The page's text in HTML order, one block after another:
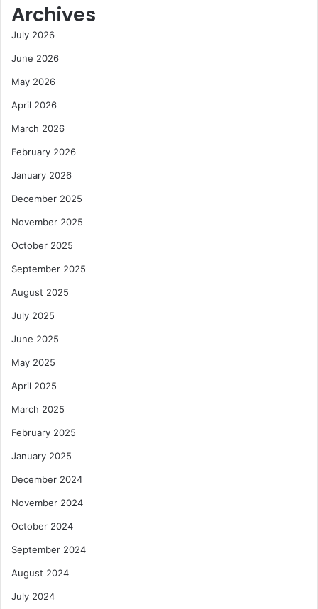
Archives
July 2026
June 2026
May 2026
April 2026
March 2026
February 2026
January 2026
December 2025
November 2025
October 2025
September 2025
August 2025
July 2025
June 2025
May 2025
April 2025
March 2025
February 2025
January 2025
December 2024
November 2024
October 2024
September 2024
August 2024
July 2024